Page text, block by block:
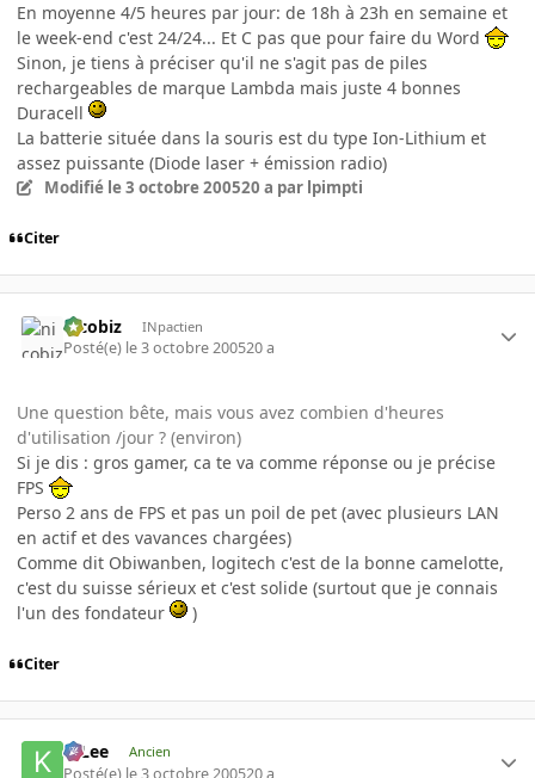
En moyenne 4/5 heures par jour: de 18h à 23h en semaine et
le week-end c'est 24/24... Et C pas que pour faire du Word
Sinon, je tiens à préciser qu'il ne s'agit pas de piles
rechargeables de marque Lambda mais juste 4 bonnes
Duracell
La batterie située dans la souris est du type Ion-Lithium et
assez puissante (Diode laser + émission radio)
Modifié le 3 octobre 200520 a par lpimpti
Citer
nicobiz INpactien
Posté(e) le 3 octobre 200520 a
Une question bête, mais vous avez combien d'heures
d'utilisation /jour ? (environ)
Si je dis : gros gamer, ca te va comme réponse ou je précise
FPS
Perso 2 ans de FPS et pas un poil de pet (avec plusieurs LAN
en actif et des vavances chargées)
Comme dit Obiwanben, logitech c'est de la bonne camelotte,
c'est du suisse sérieux et c'est solide (surtout que je connais
l'un des fondateur
)
Citer
K-Lee Ancien
Posté(e) le 3 octobre 200520 a